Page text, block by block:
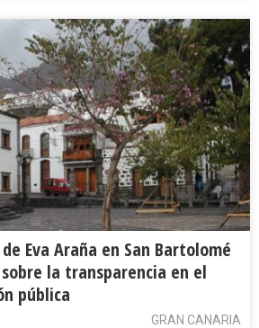
Eva Araña en San Bartolomé
la transparencia en el
pública
GRAN CANARIA